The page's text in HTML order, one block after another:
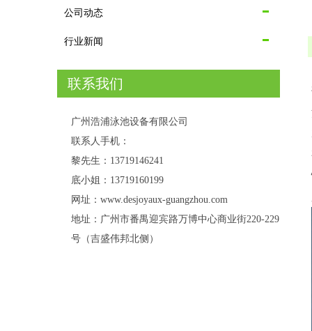
公司动态
行业新闻
联系我们
广州浩浦泳池设备有限公司
联系人手机：
黎先生：13719146241
底小姐：13719160199
网址：www.desjoyaux-guangzhou.com
地址：广州市番禺迎宾路万博中心商业街220-229
号（吉盛伟邦北侧）